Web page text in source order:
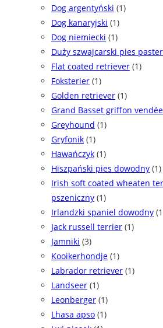
Dog argentyński (1)
Dog kanaryjski (1)
Dog niemiecki (1)
Duży szwajcarski pies
Flat coated retriever (1)
Foksterier (1)
Golden retriever (1)
Grand Basset griffon
Greyhound (1)
Gryfonik (1)
Hawańczyk (1)
Hiszpański pies dowodny (1)
Irish soft coated wheaten
pszeniczny (1)
Irlandzki spaniel dowodny
Jack russell terrier (1)
Jamniki (3)
Kooikerhondje (1)
Labrador retriever (1)
Landseer (1)
Leonberger (1)
Lhasa apso (1)